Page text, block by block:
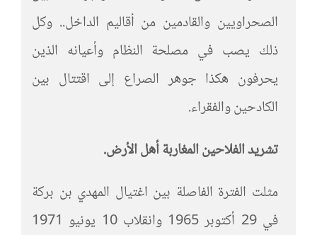
الصحراويين والقادمين من أقاليم الداخل.. وكل
ذلك يصب في مصلحة النظام وأعيانه الذين
يحرفون هكذا جوهر الصراع إلى اقتتال بين
الكادحين والفقراء.
تشريد الفلاحين المغاربة أهل الأرض.
مثلت الفترة الفاصلة بين اغتيال المهدي بن بركة
في 29 أكتوبر 1965 وانقلاب 10 يونيو 1971